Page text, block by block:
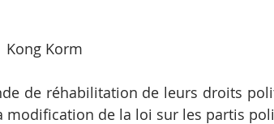
Kong Korm
de réhabilitation de leurs droits
modification de la loi sur les partis